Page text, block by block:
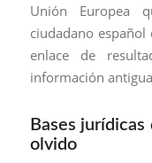
Unión Europea
ciudadano
enlace de
información
Bases
olvido